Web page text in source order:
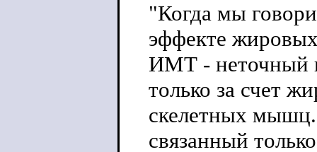
"Когда мы
эффекте
ИМТ - неточный
только за счет
скелетных
связанный